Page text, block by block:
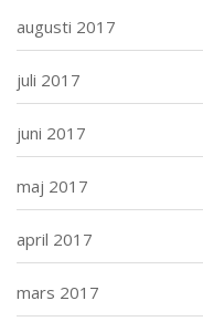
augusti 2017
juli 2017
juni 2017
maj 2017
april 2017
mars 2017